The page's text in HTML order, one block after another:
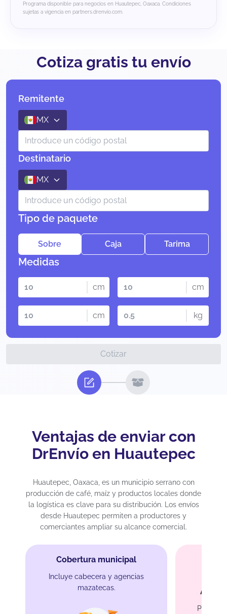
Programa disponible para negocios en Huautepec, Oaxaca. Condiciones
sujetas a vigencia en partners.drenvio.com.
Cotiza gratis tu envío
Remitente
MX
Destinatario
MX
Tipo de paquete
Sobre Caja Tarima
Medidas
cm cm
cm kg
Cotizar
Ventajas de enviar con
DrEnvío en Huautepec
Huautepec, Oaxaca, es un municipio serrano con
producción de café, maíz y productos locales donde
la logística es clave para su distribución. Los envíos
desde Huautepec permiten a productores y
comerciantes ampliar su alcance comercial.
Cobertura municipal
Incluye cabecera y agencias
mazatecas.